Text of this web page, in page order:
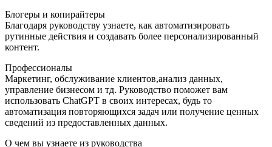
Блогеры и копирайтеры
Благодаря руководству узнаете, как автоматизировать
рутинные действия и создавать более персонализированный
контент.
Профессионалы
Маркетинг, обслуживание клиентов,анализ данных,
управление бизнесом и тд. Руководство поможет вам
использовать ChatGPT в своих интересах, будь то
автоматизация повторяющихся задач или получение ценных
сведений из предоставленных данных.
О чем вы узнаете из руководства